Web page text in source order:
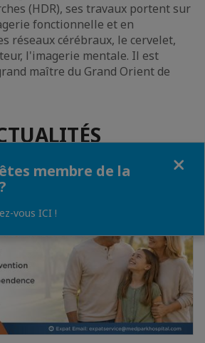
(HDR), ses travaux portent sur
fonctionnelle et en
réseaux cérébraux, le cervelet,
l'imagerie mentale. Il est
maître du Grand Orient de
membre de la
vous ICI !